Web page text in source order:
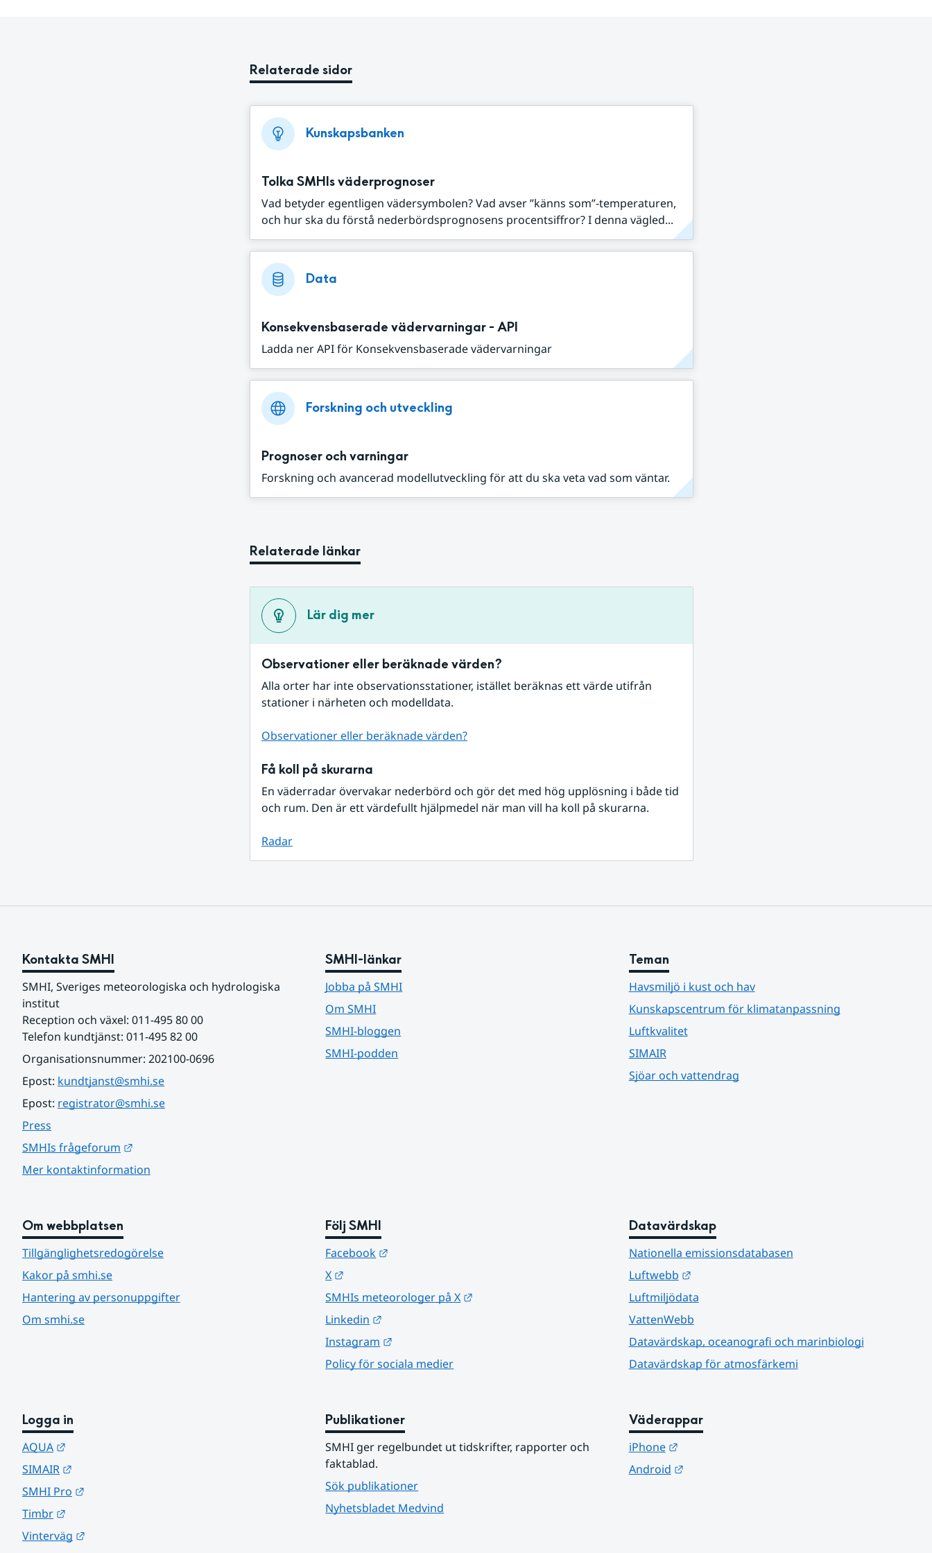
Relaterade sidor
Kunskapsbanken
Tolka SMHIs väderprognoser
Vad betyder egentligen vädersymbolen? Vad avser ”känns som”-temperaturen,
och hur ska du förstå nederbördsprognosens procentsiffror? I denna vägled...
Data
Konsekvensbaserade vädervarningar - API
Ladda ner API för Konsekvensbaserade vädervarningar
Forskning och utveckling
Prognoser och varningar
Forskning och avancerad modellutveckling för att du ska veta vad som väntar.
Relaterade länkar
Lär dig mer
Observationer eller beräknade värden?
Alla orter har inte observationsstationer, istället beräknas ett värde utifrån
stationer i närheten och modelldata.
Observationer eller beräknade värden?
Få koll på skurarna
En väderradar övervakar nederbörd och gör det med hög upplösning i både tid
och rum. Den är ett värdefullt hjälpmedel när man vill ha koll på skurarna.
Radar
Kontakta SMHI
SMHI, Sveriges meteorologiska och hydrologiska
institut
Reception och växel: 011-495 80 00
Telefon kundtjänst: 011-495 82 00
Organisationsnummer: 202100-0696
Epost: kundtjanst@smhi.se
Epost: registrator@smhi.se
Press
SMHIs frågeforum
Mer kontaktinformation
SMHI-länkar
Jobba på SMHI
Om SMHI
SMHI-bloggen
SMHI-podden
Teman
Havsmiljö i kust och hav
Kunskapscentrum för klimatanpassning
Luftkvalitet
SIMAIR
Sjöar och vattendrag
Om webbplatsen
Tillgänglighetsredogörelse
Kakor på smhi.se
Hantering av personuppgifter
Om smhi.se
Följ SMHI
Facebook
X
SMHIs meteorologer på X
Linkedin
Instagram
Policy för sociala medier
Datavärdskap
Nationella emissionsdatabasen
Luftwebb
Länk till annan webbplats.
Luftmiljödata
VattenWebb
Datavärdskap, oceanografi och marinbiologi
Datavärdskap för atmosfärkemi
Logga in
AQUA
SIMAIR
SMHI Pro
Timbr
Vinterväg
Publikationer
SMHI ger regelbundet ut tidskrifter, rapporter och
faktablad.
Sök publikationer
Nyhetsbladet Medvind
Väderappar
iPhone
Länk till annan webbplats.
Android
Länk till annan webbplats.